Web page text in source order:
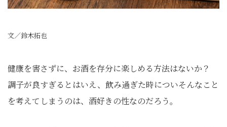
文／鈴木拓也
健康を害さずに、お酒を存分に楽しめる方法はないか？
調子が良すぎるとはいえ、飲み過ぎた時についそんなこと
を考えてしまうのは、酒好きの性なのだろう。